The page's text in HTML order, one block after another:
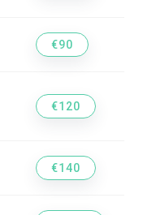
€90
€120
€140